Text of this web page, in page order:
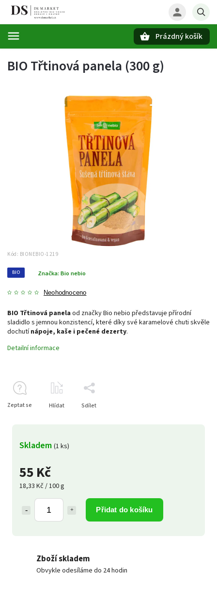
Prázdný košík
BIO Třtinová panela (300 g)
Kód: BIONEBIO-1219
BIO
Neohodnoceno
Značka: Bio nebio
55 Kč
18,33 Kč / 100 g
Přidat do košíku
Skladem (1 ks)
BIO Třtinová panela od značky Bio nebio představuje přírodní
sladidlo s jemnou konzistencí, které díky své karamelové chuti skvěle
dochutínápoje, kaše i pečené dezerty.
Detailní informace
Zeptat se Hlídat Sdílet
Zboží skladem
Obvykle odesíláme do 24 hodin